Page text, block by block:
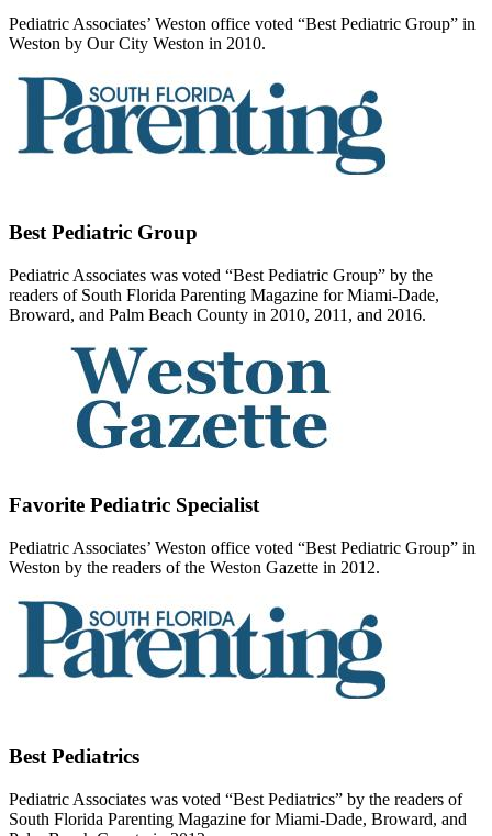
Pediatric Associates’ Weston office voted “Best Pediatric Group” in
Weston by Our City Weston in 2010.
Best Pediatric Group
Pediatric Associates was voted “Best Pediatric Group” by the
readers of South Florida Parenting Magazine for Miami-Dade,
Broward, and Palm Beach County in 2010, 2011, and 2016.
Favorite Pediatric Specialist
Pediatric Associates’ Weston office voted “Best Pediatric Group” in
Weston by the readers of the Weston Gazette in 2012.
Best Pediatrics
Pediatric Associates was voted “Best Pediatrics” by the readers of
South Florida Parenting Magazine for Miami-Dade, Broward, and